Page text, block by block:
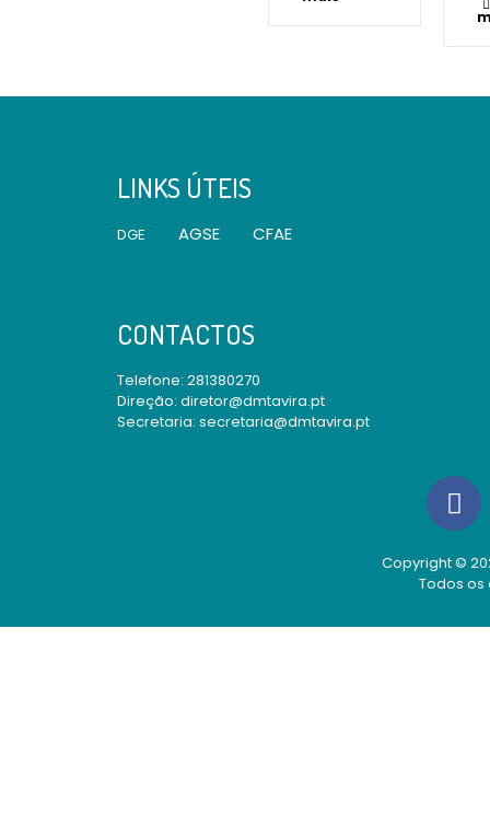
LINKS ÚTEIS
DGE AGSE CFAE
CONTACTOS
Telefone: 281380270
Direção: diretor@dmtavira.pt
Secretaria: secretaria@dmtavira.pt
Copyright ©
Todos